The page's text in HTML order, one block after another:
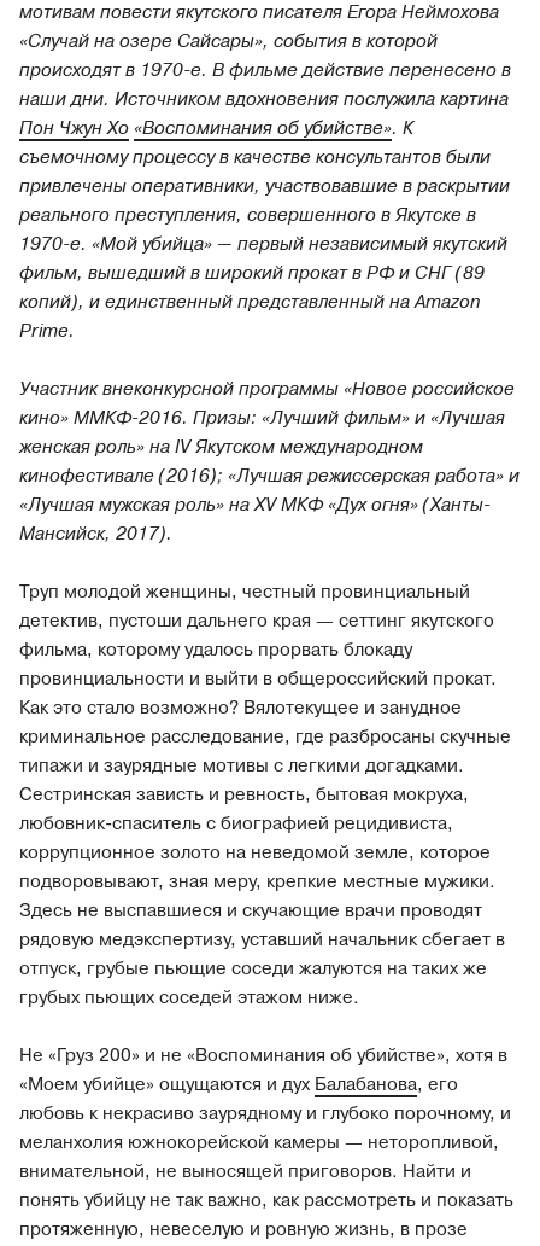
мотивам повести якутского писателя Егора Неймохова
«Случай на озере Сайсары», события в которой
происходят в 1970-е. В фильме действие перенесено в
наши дни. Источником вдохновения послужила картина
Пон Чжун Хо «Воспоминания об убийстве». К
съемочному процессу в качестве консультантов были
привлечены оперативники, участвовавшие в раскрытии
реального преступления, совершенного в Якутске в
1970-е. «Мой убийца» — первый независимый якутский
фильм, вышедший в широкий прокат в РФ и СНГ (89
копий), и единственный представленный на Amazon
Prime.
Участник внеконкурсной программы «Новое российское
кино» ММКФ-2016. Призы: «Лучший фильм» и «Лучшая
женская роль» на IV Якутском международном
кинофестивале (2016); «Лучшая режиссерская работа» и
«Лучшая мужская роль» на XV МКФ «Дух огня» (Ханты-
Мансийск, 2017).
Труп молодой женщины, честный провинциальный
детектив, пустоши дальнего края — сеттинг якутского
фильма, которому удалось прорвать блокаду
провинциальности и выйти в общероссийский прокат.
Как это стало возможно? Вялотекущее и занудное
криминальное расследование, где разбросаны скучные
типажи и заурядные мотивы с легкими догадками.
Сестринская зависть и ревность, бытовая мокруха,
любовник-спаситель с биографией рецидивиста,
коррупционное золото на неведомой земле, которое
подворовывают, зная меру, крепкие местные мужики.
Здесь не выспавшиеся и скучающие врачи проводят
рядовую медэкспертизу, уставший начальник сбегает в
отпуск, грубые пьющие соседи жалуются на таких же
грубых пьющих соседей этажом ниже.
Не «Груз 200» и не «Воспоминания об убийстве», хотя в
«Моем убийце» ощущаются и дух Балабанова, его
любовь к некрасиво заурядному и глубоко порочному, и
меланхолия южнокорейской камеры — неторопливой,
внимательной, не выносящей приговоров. Найти и
понять убийцу не так важно, как рассмотреть и показать
протяженную, невеселую и ровную жизнь, в прозе